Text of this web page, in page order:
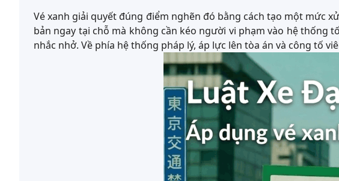
Vé xanh giải quyết đúng điểm nghẽn đó bằng cách tạo một mức
bản ngay tại chỗ mà không cần kéo người vi phạm vào hệ thống
nhắc nhở. Về phía hệ thống pháp lý, áp lực lên tòa án và công tố